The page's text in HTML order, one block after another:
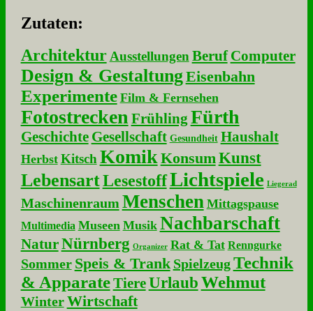
Zu­ta­ten:
Architektur Ausstellungen Beruf Computer
Design & GestaltungEisenbahn
Experimente Film & Fernsehen
Fotostrecken Frühling Fürth
Geschichte Gesellschaft Gesundheit Haushalt
Herbst Kitsch KomikKonsumKunst
LebensartLesestoffLichtspiele Liegerad
Maschinenraum Menschen Mittagspause
Multimedia Museen Musik Nachbarschaft
NaturNürnberg Organizer Rat & Tat Renngurke
Sommer Speis & Trank Spielzeug Technik
& Apparate Tiere UrlaubWehmut
Winter Wirtschaft